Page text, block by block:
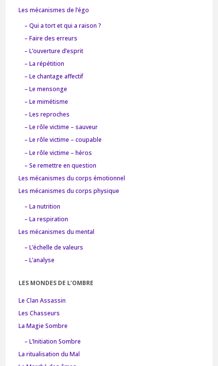
Les mécanismes de l’égo
– Qui a tort et qui a raison ?
– Faire des erreurs
– L’ouverture d’esprit
– La répétition
– Le chantage affectif
– Le mensonge
– Le mimétisme
– Les reproches
– Le rôle victime – sauveur
– Le rôle victime – coupable
– Le rôle victime – héros
– Se remettre en question
Les mécanismes du corps émotionnel
Les mécanismes du corps physique
– La nutrition
– La respiration
Les mécanismes du mental
– L’échelle de valeurs
– L’analyse
LES MONDES DE L’OMBRE
Le Clan Assassin
Les Chasseurs
La Magie Sombre
– L’Initiation Sombre
La ritualisation du Mal